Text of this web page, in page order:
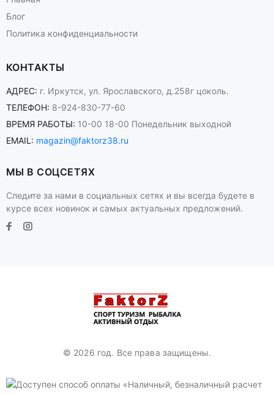
Блог
Политика конфиденциальности
КОНТАКТЫ
АДРЕС: г. Иркутск, ул. Ярославского, д.258г цоколь.
ТЕЛЕФОН: 8-924-830-77-60
ВРЕМЯ РАБОТЫ: 10-00 18-00 Понедельник выходной
EMAIL: magazin@faktorz38.ru
МЫ В СОЦСЕТЯХ
Следите за нами в социальных сетях и вы всегда будете в
курсе всех новинок и самых актуальных предложений.
© 2026 год. Все права защищены.